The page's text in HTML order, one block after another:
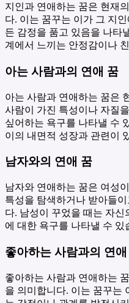
지인과 연애하는 꿈은 현재
다. 이는 꿈꾸는 이가 그 지
든 감정을 품고 있음을 나타
계에서 느끼는 안정감이나
아는 사람과의 연애 꿈
아는 사람과 연애하는 꿈은
사람이 가진 특성이나 자질
싶어하는 욕구를 나타낼 수
이의 내면적 성장과 관련이
남자와의 연애 꿈
남자와 연애하는 꿈은 여성
특성을 탐색하거나 받아들
다. 남성이 꾸었을 때는 자
에 대한 욕구를 나타낼 수 있
좋아하는 사람과의 연
좋아하는 사람과 연애하는
을 의미합니다. 이는 꿈꾸는